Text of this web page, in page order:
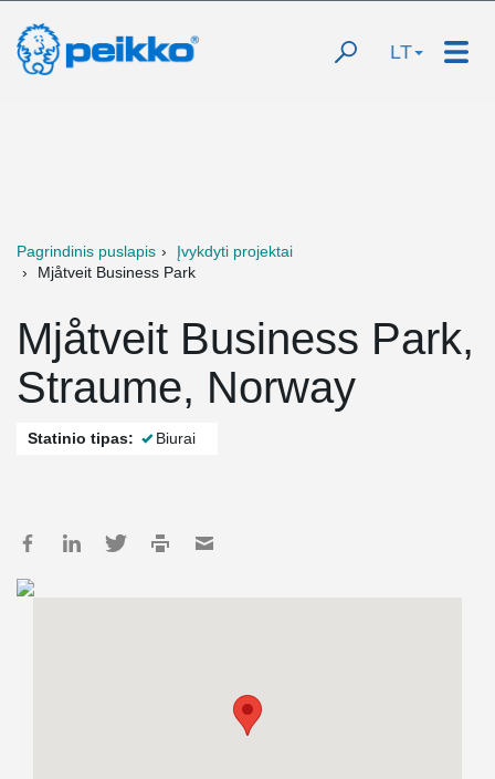
LT
Pagrindinis puslapis
Įvykdyti projektai
Mjåtveit Business Park
Mjåtveit Business Park,
Straume, Norway
Statinio tipas: Biurai